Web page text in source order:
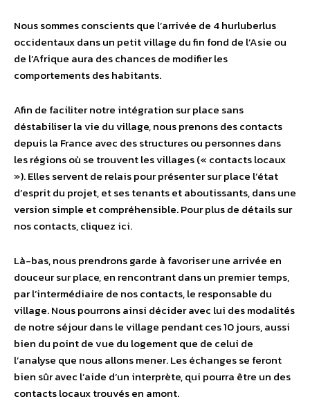
Nous sommes conscients que l’arrivée de 4 hurluberlus
occidentaux dans un petit village du fin fond de l’Asie ou
de l’Afrique aura des chances de modifier les
comportements des habitants.
Afin de faciliter notre intégration sur place sans
déstabiliser la vie du village, nous prenons des contacts
depuis la France avec des structures ou personnes dans
les régions où se trouvent les villages (« contacts locaux
»). Elles servent de relais pour présenter sur place l’état
d’esprit du projet, et ses tenants et aboutissants, dans une
version simple et compréhensible. Pour plus de détails sur
nos contacts, cliquez ici.
Là-bas, nous prendrons garde à favoriser une arrivée en
douceur sur place, en rencontrant dans un premier temps,
par l’intermédiaire de nos contacts, le responsable du
village. Nous pourrons ainsi décider avec lui des modalités
de notre séjour dans le village pendant ces 10 jours, aussi
bien du point de vue du logement que de celui de
l’analyse que nous allons mener. Les échanges se feront
bien sûr avec l’aide d’un interprète, qui pourra être un des
contacts locaux trouvés en amont.